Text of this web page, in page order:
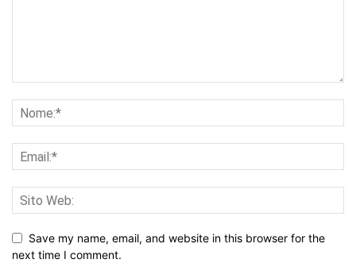
Save my name, email, and website in this browser for the
next time I comment.